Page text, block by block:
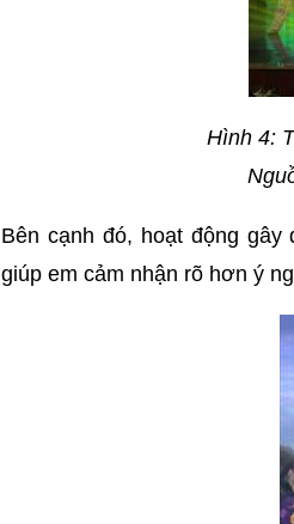
Hình 4:
Bên cạnh đó, hoạt động
giúp em cảm nhận rõ hơn ý